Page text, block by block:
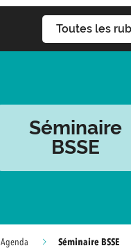
Toutes les
Séminaire
BSSE
Agenda Séminaire BSSE